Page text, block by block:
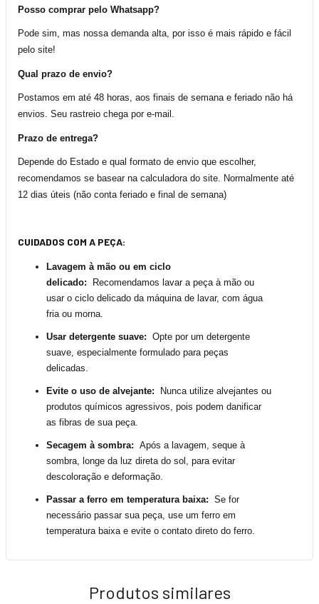
Posso comprar pelo Whatsapp?
Pode sim, mas nossa demanda alta, por isso é mais rápido e fácil
pelo site!
Qual prazo de envio?
Postamos em até 48 horas, aos finais de semana e feriado não há
envios. Seu rastreio chega por e-mail.
Prazo de entrega?
Depende do Estado e qual formato de envio que escolher,
recomendamos se basear na calculadora do site. Normalmente até
12 dias úteis (não conta feriado e final de semana)
CUIDADOS COM A PEÇA:
Lavagem à mão ou em ciclo
delicado:
Recomendamos lavar a peça à mão ou
usar o ciclo delicado da máquina de lavar, com água
fria ou morna.
Usar detergente suave: Opte por um detergente
suave, especialmente formulado para peças
delicadas.
Evite o uso de alvejante:
Nunca utilize alvejantes ou
produtos químicos agressivos, pois podem danificar
as fibras de sua peça.
Secagem à sombra: Após a lavagem, seque à
sombra, longe da luz direta do sol, para evitar
descoloração e deformação.
Passar a ferro em temperatura baixa: Se for
necessário passar sua peça, use um ferro em
temperatura baixa e evite o contato direto do ferro.
Produtos similares